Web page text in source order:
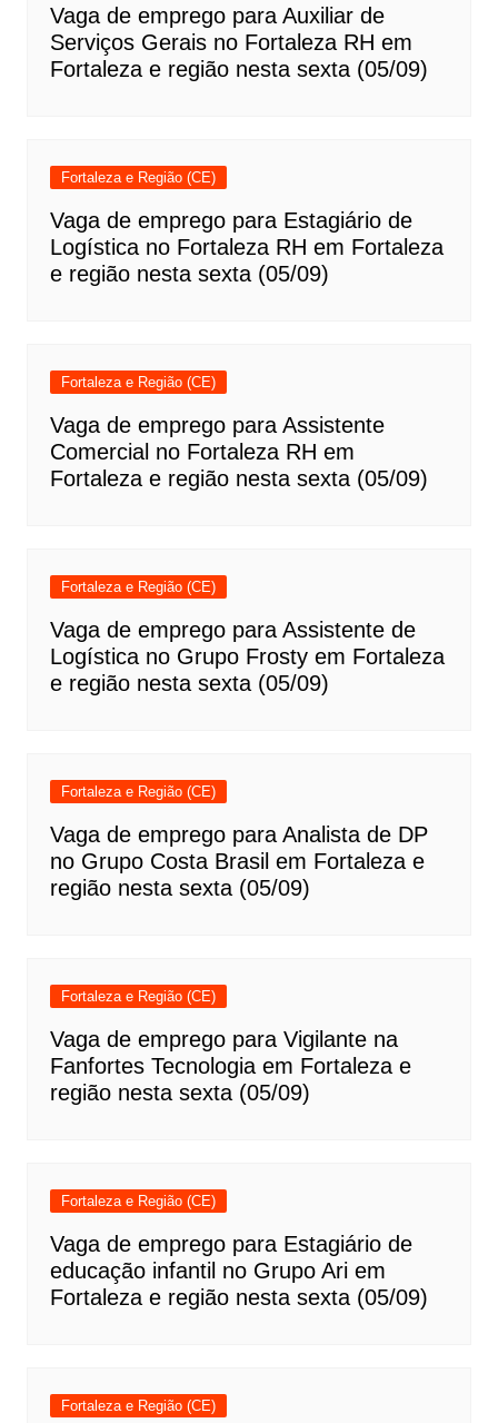
Vaga de emprego para Auxiliar de
Serviços Gerais no Fortaleza RH em
Fortaleza e região nesta sexta (05/09)
Fortaleza e Região (CE)
Vaga de emprego para Estagiário de
Logística no Fortaleza RH em Fortaleza
e região nesta sexta (05/09)
Fortaleza e Região (CE)
Vaga de emprego para Assistente
Comercial no Fortaleza RH em
Fortaleza e região nesta sexta (05/09)
Fortaleza e Região (CE)
Vaga de emprego para Assistente de
Logística no Grupo Frosty em Fortaleza
e região nesta sexta (05/09)
Fortaleza e Região (CE)
Vaga de emprego para Analista de DP
no Grupo Costa Brasil em Fortaleza e
região nesta sexta (05/09)
Fortaleza e Região (CE)
Vaga de emprego para Vigilante na
Fanfortes Tecnologia em Fortaleza e
região nesta sexta (05/09)
Fortaleza e Região (CE)
Vaga de emprego para Estagiário de
educação infantil no Grupo Ari em
Fortaleza e região nesta sexta (05/09)
Fortaleza e Região (CE)